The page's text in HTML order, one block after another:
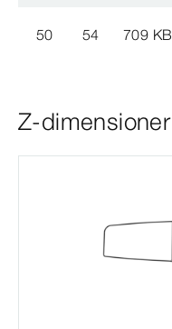
50 54 709 KB
Z-dimensioner